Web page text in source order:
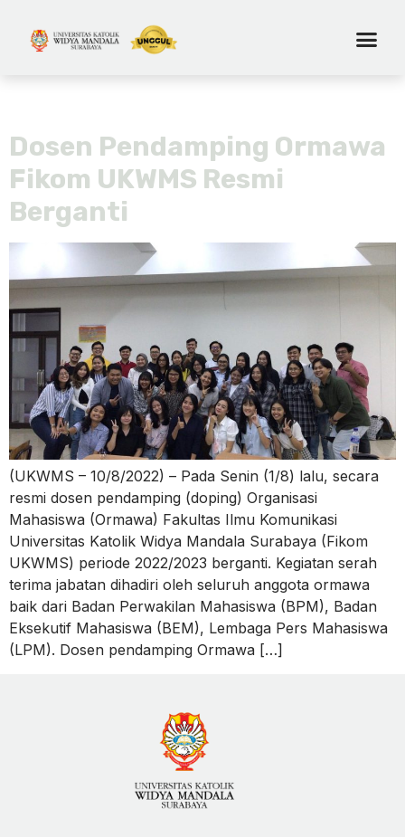
Dosen Pendamping Ormawa
Fikom UKWMS Resmi
Berganti
(UKWMS – 10/8/2022) – Pada Senin (1/8) lalu, secara
resmi dosen pendamping (doping) Organisasi
Mahasiswa (Ormawa) Fakultas Ilmu Komunikasi
Universitas Katolik Widya Mandala Surabaya (Fikom
UKWMS) periode 2022/2023 berganti. Kegiatan serah
terima jabatan dihadiri oleh seluruh anggota ormawa
baik dari Badan Perwakilan Mahasiswa (BPM), Badan
Eksekutif Mahasiswa (BEM), Lembaga Pers Mahasiswa
(LPM). Dosen pendamping Ormawa […]